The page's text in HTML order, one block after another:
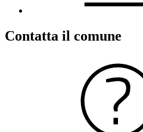
Contatta il comune